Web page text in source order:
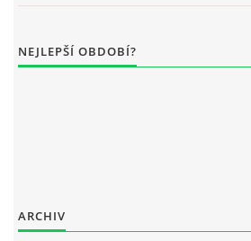
NEJLEPŠÍ OBDOBÍ?
ARCHIV